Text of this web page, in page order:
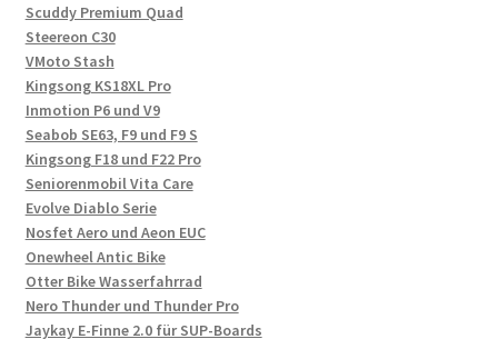
Scuddy Premium Quad
Steereon C30
VMoto Stash
Kingsong KS18XL Pro
Inmotion P6 und V9
Seabob SE63, F9 und F9 S
Kingsong F18 und F22 Pro
Seniorenmobil Vita Care
Evolve Diablo Serie
Nosfet Aero und Aeon EUC
Onewheel Antic Bike
Otter Bike Wasserfahrrad
Nero Thunder und Thunder Pro
Jaykay E-Finne 2.0 für SUP-Boards